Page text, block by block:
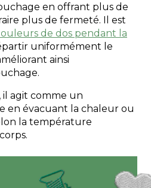
en offrant plus de
plus de fermeté. Il est
de dos pendant la
uniformément le
ainsi
il agit comme un
en évacuant la chaleur ou
la température